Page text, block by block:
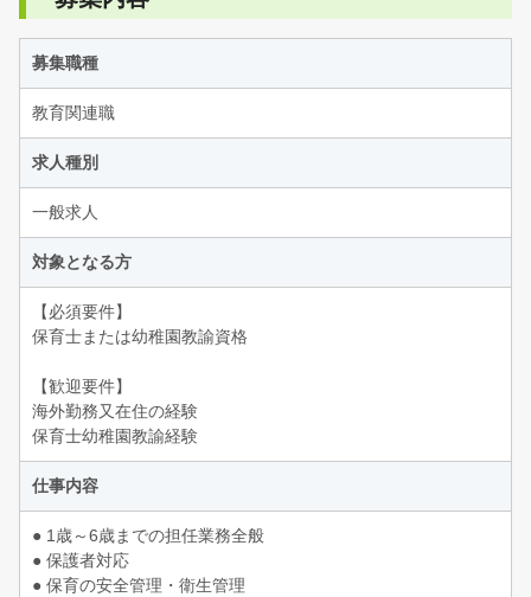
募集職種
教育関連職
求人種別
一般求人
対象となる方
【必須要件】
保育士または幼稚園教諭資格
【歓迎要件】
海外勤務又在住の経験
保育士幼稚園教諭経験
仕事内容
● 1歳～6歳までの担任業務全般
● 保護者対応
● 保育の安全管理・衛生管理